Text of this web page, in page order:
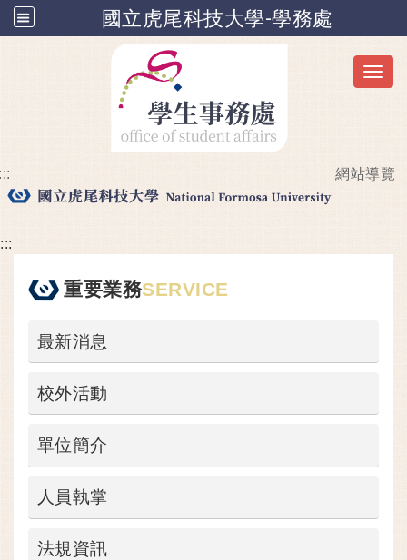
國立虎尾科技大學-學務處
網站導覽
:::
重要業務SERVICE
最新消息
校外活動
單位簡介
人員執掌
法規資訊